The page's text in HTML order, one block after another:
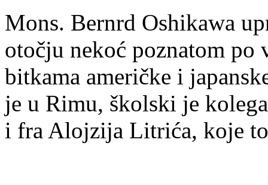
Mons. Bernrd Oshikawa
otočju nekoć poznatom
bitkama američke i
je u Rimu, školski je
i fra Alojzija Litrića, koje